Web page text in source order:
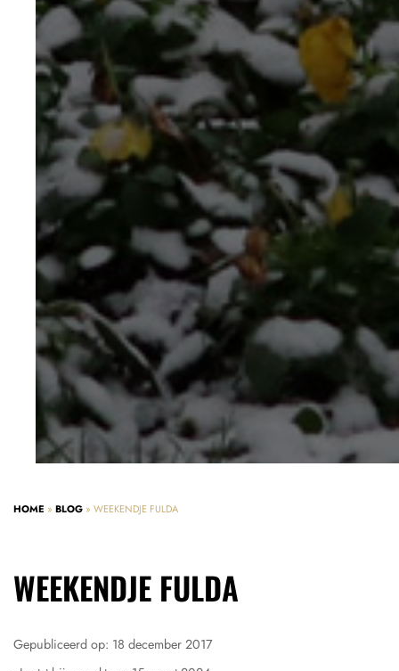
HOME » BLOG » WEEKENDJE FULDA
WEEKENDJE FULDA
Gepubliceerd op: 18 december 2017